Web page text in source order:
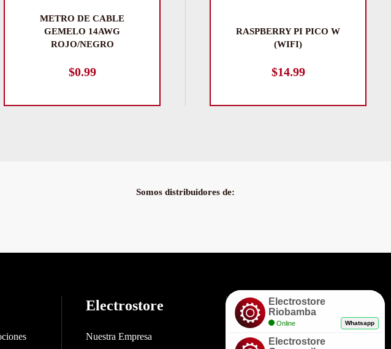
METRO DE CABLE
GEMELO 14AWG
ROJO/NEGRO
$0.99
RASPBERRY PI PICO W
(WIFI)
$14.99
Somos distribuidores de:
Electrostore
Nuestra Empresa
Enlaces
Políticas de Garantía
Electrostore
Riobamba
Online Whatsapp
Electrostore